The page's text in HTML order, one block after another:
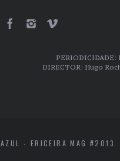
PERIODICIDADE:
DIRECTOR: Hugo
AZUL - ERICEIRA MAG #2013